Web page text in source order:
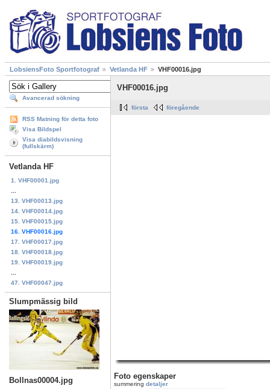
LobsiensFoto Sportfotograf Vetlanda HF VHF00016.jpg
Avancerad sökning
RSS Matning för detta foto
Visa Bildspel
Visa diabildsvisning
(fullskärm)
Vetlanda HF
1. VHF00001.jpg
13. VHF00013.jpg
14. VHF00014.jpg
15. VHF00015.jpg
16. VHF00016.jpg
17. VHF00017.jpg
18. VHF00018.jpg
19. VHF00019.jpg
47. VHF00047.jpg
Slumpmässig bild
Bollnas00004.jpg
VHF00016.jpg
första föregående
Foto egenskaper
summering detaljer